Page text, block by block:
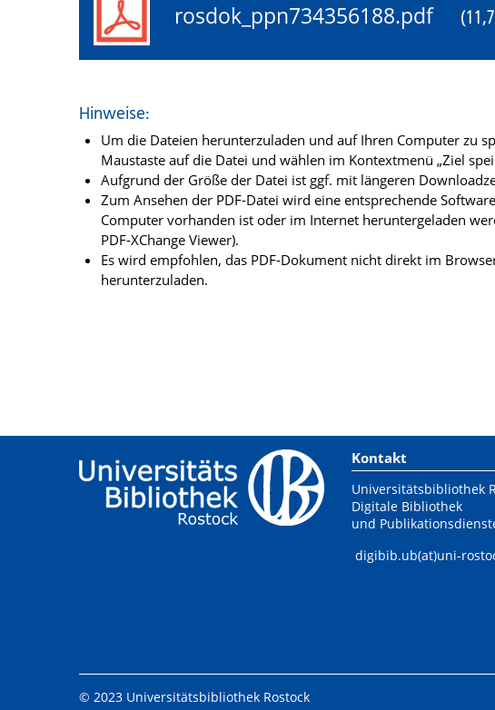
rosdok_ppn734356188.pdf
Hinweise:
Um die Dateien herunterzuladen und auf Ihren Computer zu
Maustaste auf die Datei und wählen im Kontextmenü „Ziel
Aufgrund der Größe der Datei ist ggf. mit längeren
Zum Ansehen der PDF-Datei wird eine entsprechende
Computer vorhanden ist oder im Internet heruntergeladen
PDF-XChange Viewer).
Es wird empfohlen, das PDF-Dokument nicht direkt im
herunterzuladen.
Kontakt
Universitätsbibliothek
Digitale Bibliothek
und
digibib.ub(at)uni-
© 2023 Universitätsbibliothek Rostock